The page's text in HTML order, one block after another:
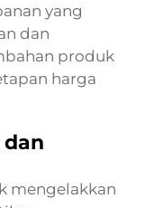
yang
dan
produk
harga
mengelakkan